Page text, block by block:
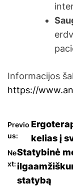
Informacijos
https://
N
a
v
Previo
us:
kelias į
Ne
xt:
Statybinė
statybą